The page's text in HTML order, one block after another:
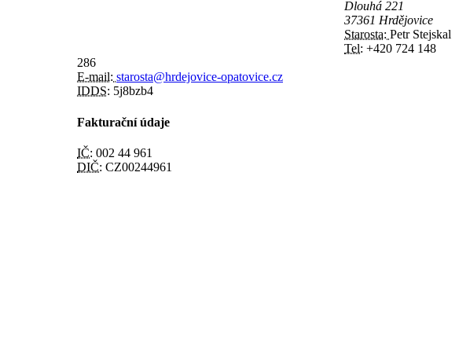
Dlouhá 221
37361 Hrdějovice
Starosta: Petr Stejskal
Tel: +420 724 148
286
E-mail: starosta@hrdejovice-opatovice.cz
IDDS: 5j8bzb4
Fakturační údaje
IČ: 002 44 961
DIČ: CZ00244961